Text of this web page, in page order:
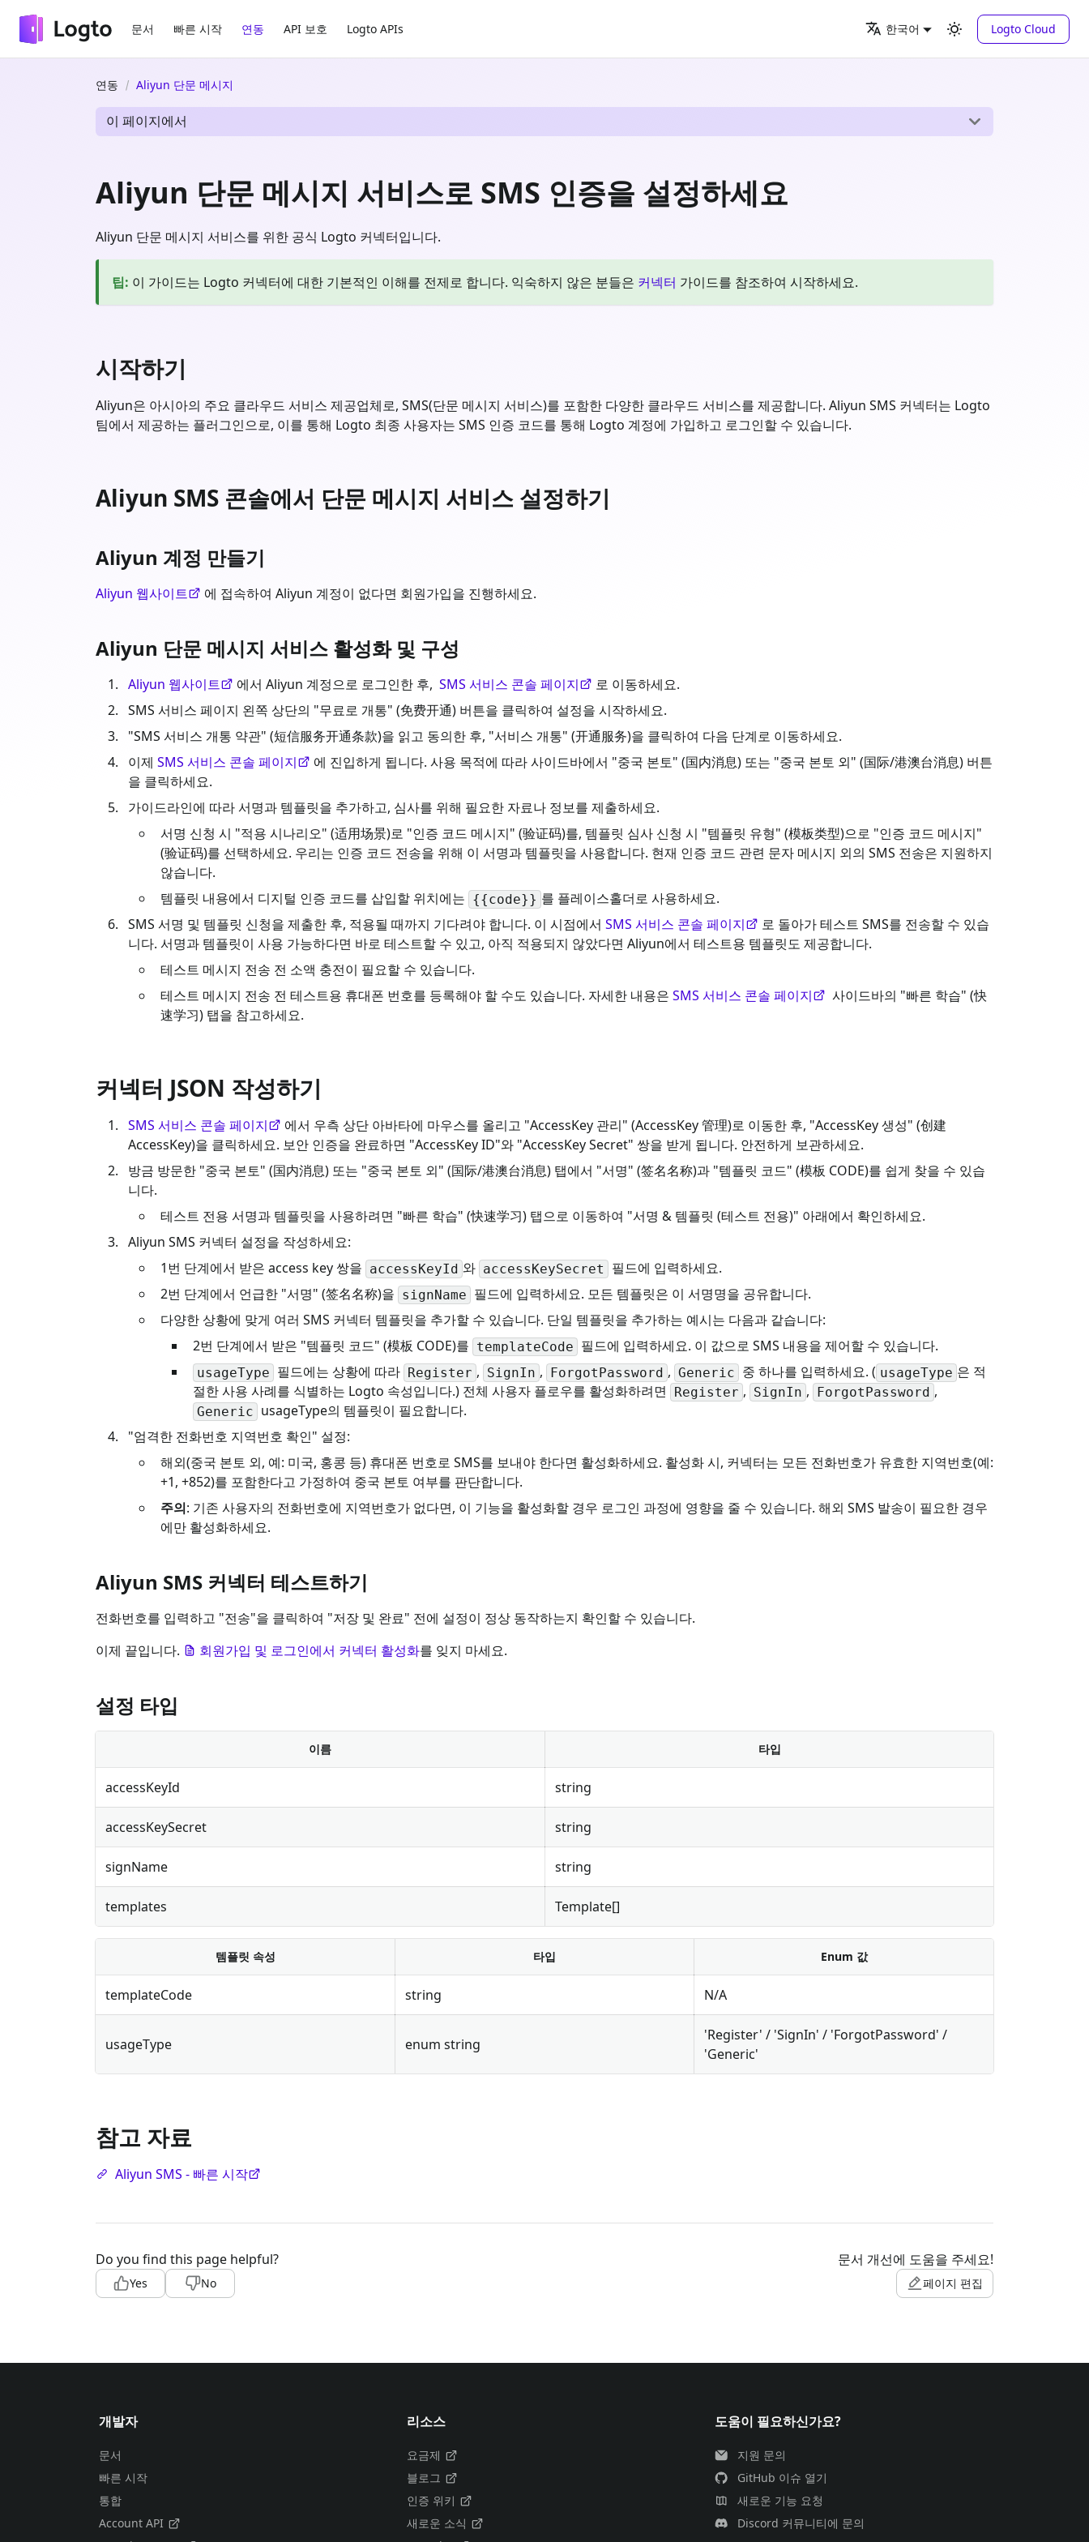
문서 빠른 시작 연동 API 보호 Logto APIs 한국어 Logto Cloud
연동 Aliyun 단문 메시지
이 페이지에서
Aliyun 단문 메시지 서비스로 SMS 인증을 설정하세요
Aliyun 단문 메시지 서비스를 위한 공식 Logto 커넥터입니다.
팁: 이 가이드는 Logto 커넥터에 대한 기본적인 이해를 전제로 합니다. 익숙하지 않은 분들은 커넥터 가이드를 참조하여 시작하세요.
시작하기
Aliyun은 아시아의 주요 클라우드 서비스 제공업체로, SMS(단문 메시지 서비스)를 포함한 다양한 클라우드 서비스를 제공합니다. Aliyun SMS 커넥터는 Logto
팀에서 제공하는 플러그인으로, 이를 통해 Logto 최종 사용자는 SMS 인증 코드를 통해 Logto 계정에 가입하고 로그인할 수 있습니다.
Aliyun SMS 콘솔에서 단문 메시지 서비스 설정하기
Aliyun 계정 만들기
Aliyun 웹사이트 에 접속하여 Aliyun 계정이 없다면 회원가입을 진행하세요.
Aliyun 단문 메시지 서비스 활성화 및 구성
Aliyun 웹사이트 에서 Aliyun 계정으로 로그인한 후, SMS 서비스 콘솔 페이지
로 이동하세요.
SMS 서비스 페이지 왼쪽 상단의 "무료로 개통" (免费开通) 버튼을 클릭하여 설정을 시작하세요.
"SMS 서비스 개통 약관" (短信服务开通条款)을 읽고 동의한 후, "서비스 개통" (开通服务)을 클릭하여 다음 단계로 이동하세요.
이제 SMS 서비스 콘솔 페이지
에 진입하게 됩니다. 사용 목적에 따라 사이드바에서 "중국 본토" (国内消息) 또는 "중국 본토 외" (国际/港澳台消息) 버튼
을 클릭하세요.
가이드라인에 따라 서명과 템플릿을 추가하고, 심사를 위해 필요한 자료나 정보를 제출하세요.
서명 신청 시 "적용 시나리오" (适用场景)로 "인증 코드 메시지" (验证码)를, 템플릿 심사 신청 시 "템플릿 유형" (模板类型)으로 "인증 코드 메시지"
(验证码)를 선택하세요. 우리는 인증 코드 전송을 위해 이 서명과 템플릿을 사용합니다. 현재 인증 코드 관련 문자 메시지 외의 SMS 전송은 지원하지
않습니다.
템플릿 내용에서 디지털 인증 코드를 삽입할 위치에는 {{code}} 를 플레이스홀더로 사용하세요.
SMS 서명 및 템플릿 신청을 제출한 후, 적용될 때까지 기다려야 합니다. 이 시점에서 SMS 서비스 콘솔 페이지
로 돌아가 테스트 SMS를 전송할 수 있습
니다. 서명과 템플릿이 사용 가능하다면 바로 테스트할 수 있고, 아직 적용되지 않았다면 Aliyun에서 테스트용 템플릿도 제공합니다.
테스트 메시지 전송 전 소액 충전이 필요할 수 있습니다.
테스트 메시지 전송 전 테스트용 휴대폰 번호를 등록해야 할 수도 있습니다. 자세한 내용은 SMS 서비스 콘솔 페이지
사이드바의 "빠른 학습" (快
速学习) 탭을 참고하세요.
커넥터 JSON 작성하기
SMS 서비스 콘솔 페이지
에서 우측 상단 아바타에 마우스를 올리고 "AccessKey 관리" (AccessKey 管理)로 이동한 후, "AccessKey 생성" (创建
AccessKey)을 클릭하세요. 보안 인증을 완료하면 "AccessKey ID"와 "AccessKey Secret" 쌍을 받게 됩니다. 안전하게 보관하세요.
방금 방문한 "중국 본토" (国内消息) 또는 "중국 본토 외" (国际/港澳台消息) 탭에서 "서명" (签名名称)과 "템플릿 코드" (模板 CODE)를 쉽게 찾을 수 있습
니다.
테스트 전용 서명과 템플릿을 사용하려면 "빠른 학습" (快速学习) 탭으로 이동하여 "서명 & 템플릿 (테스트 전용)" 아래에서 확인하세요.
Aliyun SMS 커넥터 설정을 작성하세요:
1번 단계에서 받은 access key 쌍을 accessKeyId 와 accessKeySecret
필드에 입력하세요.
2번 단계에서 언급한 "서명" (签名名称)을 signName 필드에 입력하세요. 모든 템플릿은 이 서명명을 공유합니다.
다양한 상황에 맞게 여러 SMS 커넥터 템플릿을 추가할 수 있습니다. 단일 템플릿을 추가하는 예시는 다음과 같습니다:
2번 단계에서 받은 "템플릿 코드" (模板 CODE)를 templateCode 필드에 입력하세요. 이 값으로 SMS 내용을 제어할 수 있습니다.
usageType 필드에는 상황에 따라 Register , SignIn , ForgotPassword , Generic 중 하나를 입력하세요. ( usageType 은 적
절한 사용 사례를 식별하는 Logto 속성입니다.) 전체 사용자 플로우를 활성화하려면
Register , SignIn , ForgotPassword ,
Generic usageType의 템플릿이 필요합니다.
"엄격한 전화번호 지역번호 확인" 설정:
해외(중국 본토 외, 예: 미국, 홍콩 등) 휴대폰 번호로 SMS를 보내야 한다면 활성화하세요. 활성화 시, 커넥터는 모든 전화번호가 유효한 지역번호(예:
+1, +852)를 포함한다고 가정하여 중국 본토 여부를 판단합니다.
주의: 기존 사용자의 전화번호에 지역번호가 없다면, 이 기능을 활성화할 경우 로그인 과정에 영향을 줄 수 있습니다. 해외 SMS 발송이 필요한 경우
에만 활성화하세요.
Aliyun SMS 커넥터 테스트하기
전화번호를 입력하고 "전송"을 클릭하여 "저장 및 완료" 전에 설정이 정상 동작하는지 확인할 수 있습니다.
이제 끝입니다.
회원가입 및 로그인에서 커넥터 활성화를 잊지 마세요.
설정 타입
이름 타입
accessKeyId string
accessKeySecret string
signName string
templates Template[]
템플릿 속성 타입 Enum 값
templateCode string N/A
usageType enum string
'Register' / 'SignIn' / 'ForgotPassword' /
'Generic'
참고 자료
Aliyun SMS - 빠른 시작
Do you find this page helpful?
Yes No
문서 개선에 도움을 주세요!
페이지 편집
개발자
문서
빠른 시작
통합
Account API
리소스
요금제
블로그
인증 위키
새로운 소식
도움이 필요하신가요?
지원 문의
GitHub 이슈 열기
새로운 기능 요청
Discord 커뮤니티에 문의